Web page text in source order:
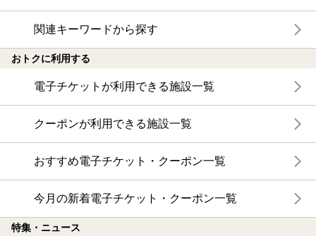
関連キーワードから探す
おトクに利用する
電子チケットが利用できる施設一覧
クーポンが利用できる施設一覧
おすすめ電子チケット・クーポン一覧
今月の新着電子チケット・クーポン一覧
特集・ニュース